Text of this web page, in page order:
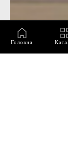
Головна